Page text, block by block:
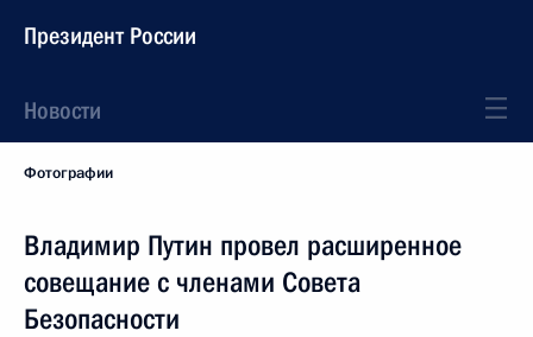
Президент России
Новости
Фотографии
Владимир Путин провел расширенное
совещание с членами Совета
Безопасности